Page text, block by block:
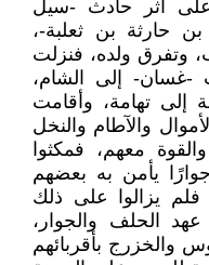
أثر حادث -سيل
حارثة بن ثعلبة-،
وتفرق ولده، فنزلت
-غسان- إلى الشام،
إلى تهامة، وأقامت
والآطام والنخل
معهم، فمكثوا
يأمن به بعضهم
يزالوا على ذلك
الحلف والجوار،
والخزرج بأقربائهم